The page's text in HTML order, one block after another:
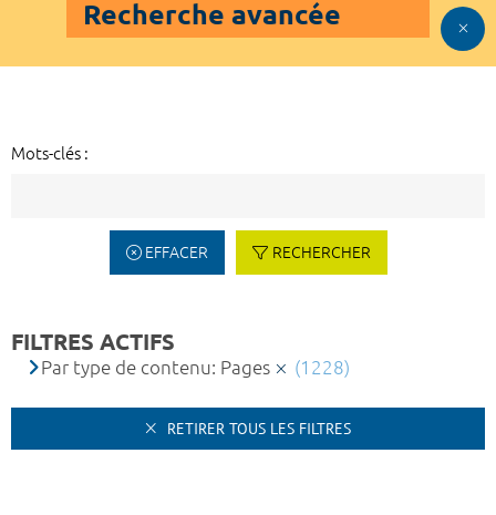
Recherche avancée
Mots-clés :
EFFACER RECHERCHER
FILTRES ACTIFS
Par type de contenu: Pages (1228)
RETIRER TOUS LES FILTRES